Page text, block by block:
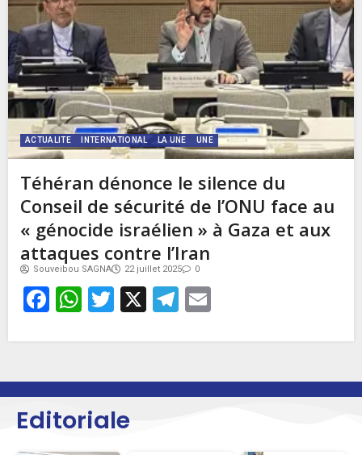
ACTUALITE INTERNATIONAL LA UNE UNE
Téhéran dénonce le silence du
Conseil de sécurité de l’ONU face au
« génocide israélien » à Gaza et aux
attaques contre l’Iran
Souveibou SAGNA 22 juillet 2025 0
Facebook
WhatsApp
Twitter
X Telegram
Editoriale